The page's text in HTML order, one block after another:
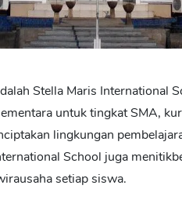
Stella Maris International
untuk tingkat SMA,
lingkungan
School juga
setiap siswa.